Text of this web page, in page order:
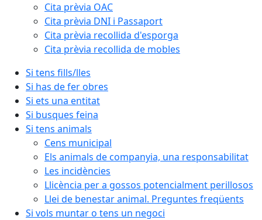
Cita prèvia OAC
Cita prèvia DNI i Passaport
Cita prèvia recollida d'esporga
Cita prèvia recollida de mobles
Si tens fills/lles
Si has de fer obres
Si ets una entitat
Si busques feina
Si tens animals
Cens municipal
Els animals de companyia, una responsabilitat
Les incidències
Llicència per a gossos potencialment perillosos
Llei de benestar animal. Preguntes freqüents
Si vols muntar o tens un negoci